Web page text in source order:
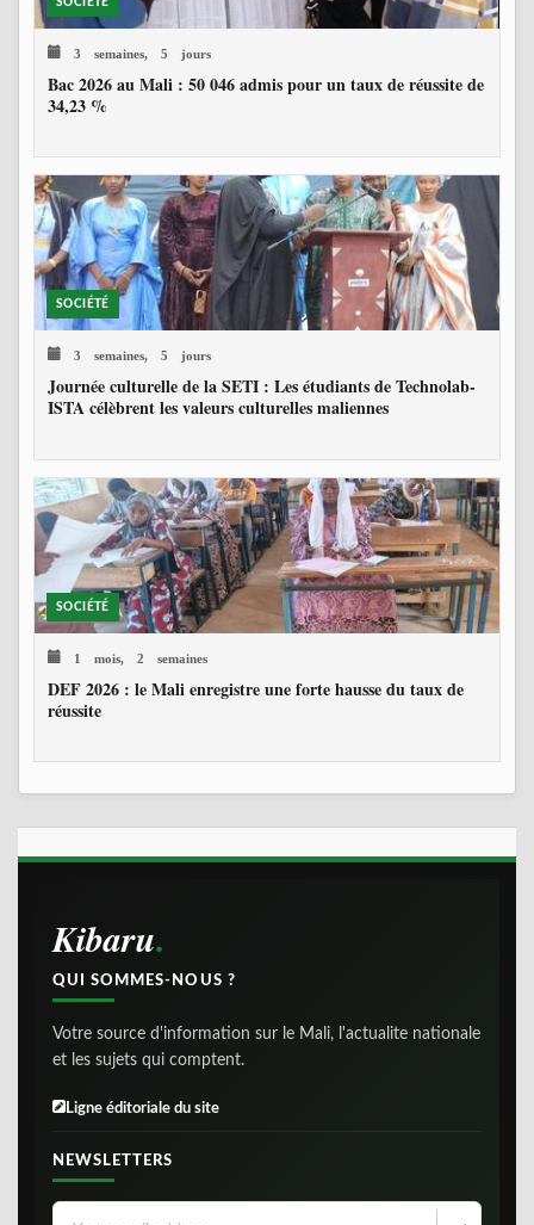
SOCIÉTÉ
3 semaines, 5 jours
Bac 2026 au Mali : 50 046 admis pour un taux de réussite de
34,23 %
SOCIÉTÉ
3 semaines, 5 jours
Journée culturelle de la SETI : Les étudiants de Technolab-
ISTA célèbrent les valeurs culturelles maliennes
SOCIÉTÉ
1 mois, 2 semaines
DEF 2026 : le Mali enregistre une forte hausse du taux de
réussite
Kibaru
QUI SOMMES-NOUS ?
Votre source d'information sur le Mali, l'actualite nationale
et les sujets qui comptent.
Ligne éditoriale du site
NEWSLETTERS